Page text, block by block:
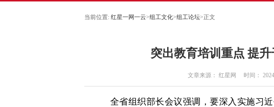
当前位置: 红星一网一云>组工文化>组工论坛>正文
突出教育培训重点 提
文章来源： 红星网 时间：
全省组织部长会议强调，要深入实施习